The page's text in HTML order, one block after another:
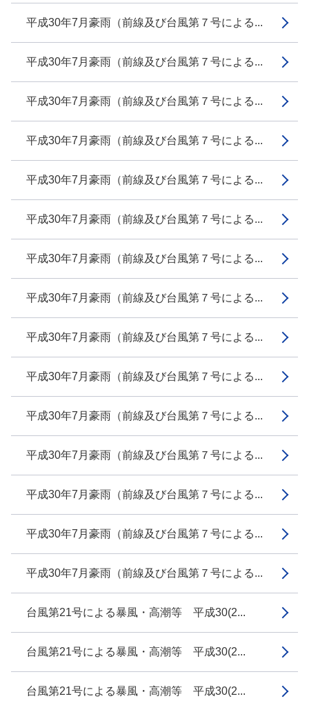
平成30年7月豪雨（前線及び台風第７号による...
平成30年7月豪雨（前線及び台風第７号による...
平成30年7月豪雨（前線及び台風第７号による...
平成30年7月豪雨（前線及び台風第７号による...
平成30年7月豪雨（前線及び台風第７号による...
平成30年7月豪雨（前線及び台風第７号による...
平成30年7月豪雨（前線及び台風第７号による...
平成30年7月豪雨（前線及び台風第７号による...
平成30年7月豪雨（前線及び台風第７号による...
平成30年7月豪雨（前線及び台風第７号による...
平成30年7月豪雨（前線及び台風第７号による...
平成30年7月豪雨（前線及び台風第７号による...
平成30年7月豪雨（前線及び台風第７号による...
平成30年7月豪雨（前線及び台風第７号による...
平成30年7月豪雨（前線及び台風第７号による...
台風第21号による暴風・高潮等 平成30(2...
台風第21号による暴風・高潮等 平成30(2...
台風第21号による暴風・高潮等 平成30(2...